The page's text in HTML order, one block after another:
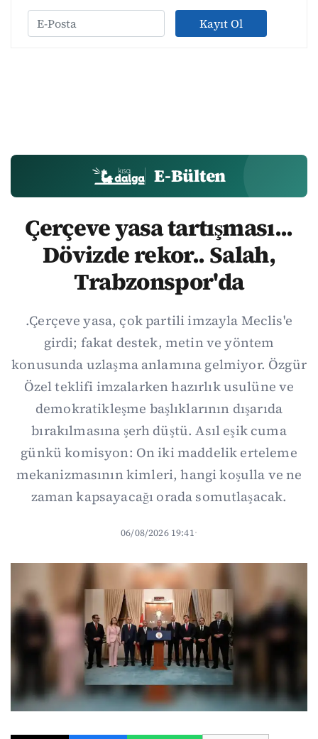
Kayıt Ol
E-Bülten
Çerçeve yasa tartışması...
Dövizde rekor.. Salah,
Trabzonspor'da
.Çerçeve yasa, çok partili imzayla Meclis'e
girdi; fakat destek, metin ve yöntem
konusunda uzlaşma anlamına gelmiyor. Özgür
Özel teklifi imzalarken hazırlık usulüne ve
demokratikleşme başlıklarının dışarıda
bırakılmasına şerh düştü. Asıl eşik cuma
günkü komisyon: On iki maddelik erteleme
mekanizmasının kimleri, hangi koşulla ve ne
zaman kapsayacağı orada somutlaşacak.
06/08/2026 19:41·